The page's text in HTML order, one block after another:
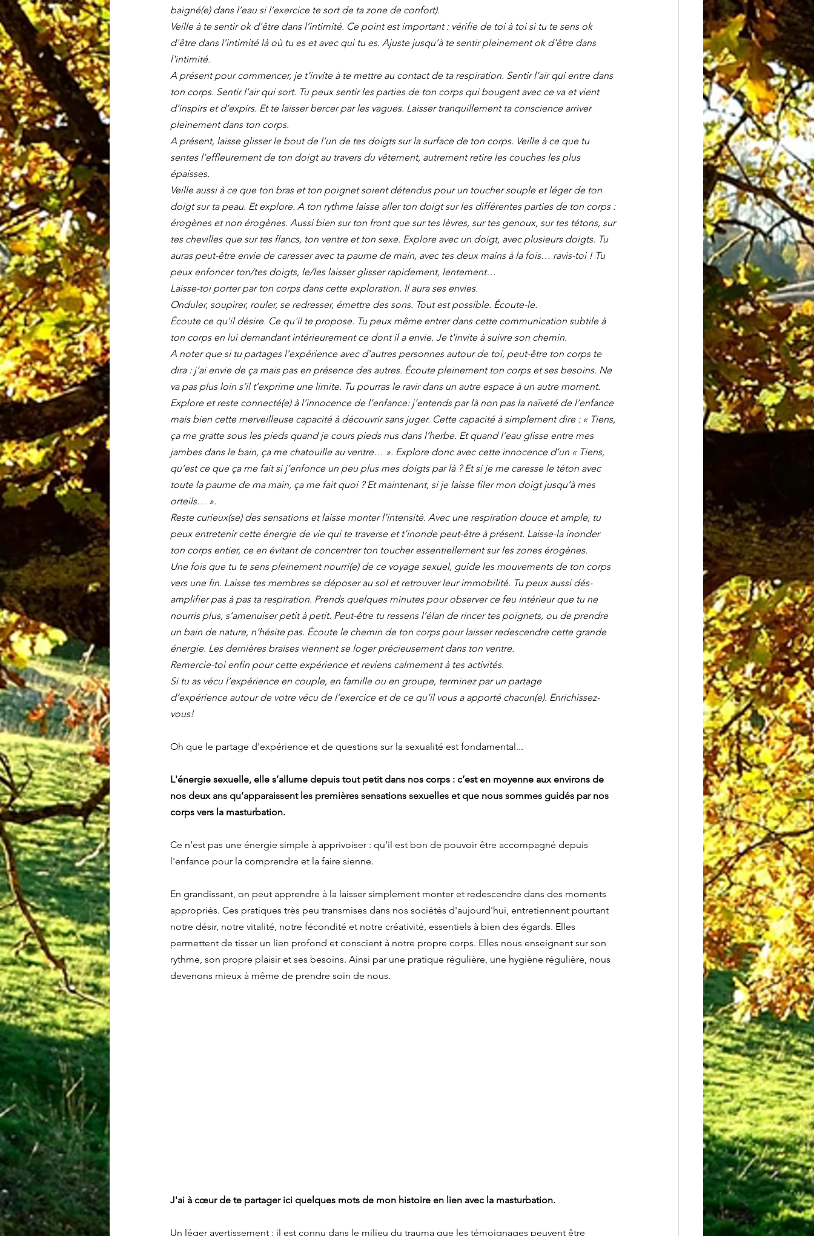
baigné(e) dans l’eau si l’exercice te sort de ta zone de confort).
Veille à te sentir ok d'être dans l’intimité. Ce point est important : vérifie de toi à toi si tu te sens ok
d'être dans l’intimité là où tu es et avec qui tu es. Ajuste jusqu’à te sentir pleinement ok d'être dans
l'intimité.
A présent pour commencer, je t’invite à te mettre au contact de ta respiration. Sentir l’air qui entre dans
ton corps. Sentir l’air qui sort. Tu peux sentir les parties de ton corps qui bougent avec ce va et vient
d’inspirs et d’expirs. Et te laisser bercer par les vagues. Laisser tranquillement ta conscience arriver
pleinement dans ton corps.
A présent, laisse glisser le bout de l’un de tes doigts sur la surface de ton corps. Veille à ce que tu
sentes l’effleurement de ton doigt au travers du vêtement, autrement retire les couches les plus
épaisses.
Veille aussi à ce que ton bras et ton poignet soient détendus pour un toucher souple et léger de ton
doigt sur ta peau. Et explore. A ton rythme laisse aller ton doigt sur les différentes parties de ton corps :
érogènes et non érogènes. Aussi bien sur ton front que sur tes lèvres, sur tes genoux, sur tes tétons, sur
tes chevilles que sur tes flancs, ton ventre et ton sexe. Explore avec un doigt, avec plusieurs doigts. Tu
auras peut-être envie de caresser avec ta paume de main, avec tes deux mains à la fois… ravis-toi ! Tu
peux enfoncer ton/tes doigts, le/les laisser glisser rapidement, lentement…
Laisse-toi porter par ton corps dans cette exploration. Il aura ses envies.
Onduler, soupirer, rouler, se redresser, émettre des sons. Tout est possible. Écoute-le.
Écoute ce qu'il désire. Ce qu'il te propose. Tu peux même entrer dans cette communication subtile à
ton corps en lui demandant intérieurement ce dont il a envie. Je t'invite à suivre son chemin.
A noter que si tu partages l’expérience avec d’autres personnes autour de toi, peut-être ton corps te
dira : j’ai envie de ça mais pas en présence des autres. Écoute pleinement ton corps et ses besoins. Ne
va pas plus loin s’il t’exprime une limite. Tu pourras le ravir dans un autre espace à un autre moment.
Explore et reste connecté(e) à l’innocence de l’enfance: j’entends par là non pas la naïveté de l’enfance
mais bien cette merveilleuse capacité à découvrir sans juger. Cette capacité à simplement dire : « Tiens,
ça me gratte sous les pieds quand je cours pieds nus dans l’herbe. Et quand l’eau glisse entre mes
jambes dans le bain, ça me chatouille au ventre… ». Explore donc avec cette innocence d’un « Tiens,
qu’est ce que ça me fait si j’enfonce un peu plus mes doigts par là ? Et si je me caresse le téton avec
toute la paume de ma main, ça me fait quoi ? Et maintenant, si je laisse filer mon doigt jusqu’à mes
orteils… ».
Reste curieux(se) des sensations et laisse monter l’intensité. Avec une respiration douce et ample, tu
peux entretenir cette énergie de vie qui te traverse et t’inonde peut-être à présent. Laisse-la inonder
ton corps entier, ce en évitant de concentrer ton toucher essentiellement sur les zones érogènes.
Une fois que tu te sens pleinement nourri(e) de ce voyage sexuel, guide les mouvements de ton corps
vers une fin. Laisse tes membres se déposer au sol et retrouver leur immobilité. Tu peux aussi dés-
amplifier pas à pas ta respiration. Prends quelques minutes pour observer ce feu intérieur que tu ne
nourris plus, s’amenuiser petit à petit. Peut-être tu ressens l’élan de rincer tes poignets, ou de prendre
un bain de nature, n’hésite pas. Écoute le chemin de ton corps pour laisser redescendre cette grande
énergie. Les dernières braises viennent se loger précieusement dans ton ventre.
Remercie-toi enfin pour cette expérience et reviens calmement à tes activités.
Si tu as vécu l’expérience en couple, en famille ou en groupe, terminez par un partage
d’expérience autour de votre vécu de l’exercice et de ce qu’il vous a apporté chacun(e). Enrichissez-
vous!
Oh que le partage d'expérience et de questions sur la sexualité est fondamental...
L'énergie sexuelle, elle s’allume depuis tout petit dans nos corps : c’est en moyenne aux environs de
nos deux ans qu’apparaissent les premières sensations sexuelles et que nous sommes guidés par nos
corps vers la masturbation.
Ce n’est pas une énergie simple à apprivoiser : qu’il est bon de pouvoir être accompagné depuis
l'enfance pour la comprendre et la faire sienne.
En grandissant, on peut apprendre à la laisser simplement monter et redescendre dans des moments
appropriés. Ces pratiques très peu transmises dans nos sociétés d'aujourd'hui, entretiennent pourtant
notre désir, notre vitalité, notre fécondité et notre créativité, essentiels à bien des égards. Elles
permettent de tisser un lien profond et conscient à notre propre corps. Elles nous enseignent sur son
rythme, son propre plaisir et ses besoins. Ainsi par une pratique régulière, une hygiène régulière, nous
devenons mieux à même de prendre soin de nous.
J'ai à cœur de te partager ici quelques mots de mon histoire en lien avec la masturbation.
Un léger avertissement : il est connu dans le milieu du trauma que les témoignages peuvent être